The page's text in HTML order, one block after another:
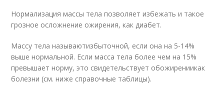
Нормализация массы тела позволяет избежать и такое
грозное осложнение ожирения, как диабет.
Массу тела называютизбыточной, если она на 5-14%
выше нормальной. Если масса тела более чем на 15%
превышает норму, это свидетельствует обожирениикак
болезни (см. ниже справочные таблицы).